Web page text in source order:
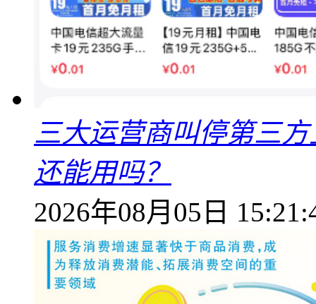
三大运营商叫停第三
还能用吗？
2026年08月05日